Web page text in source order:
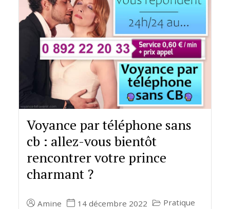
Voyance par téléphone sans
cb : allez-vous bientôt
rencontrer votre prince
charmant ?
Amine 14 décembre 2022
Pratique